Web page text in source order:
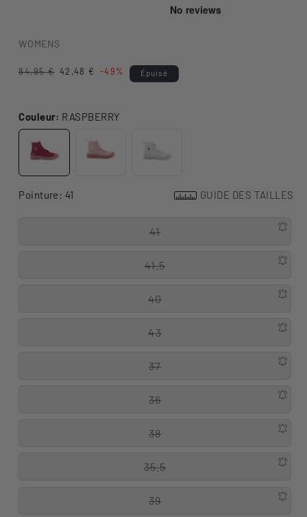
WOMENS
Prix
84,95 € Prix
42,48 € -49% Épuisé
Couleur: RASPBERRY
Pointure: 41 GUIDE DES TAILLES
41
41.5
40
43
37
36
38
35.5
39